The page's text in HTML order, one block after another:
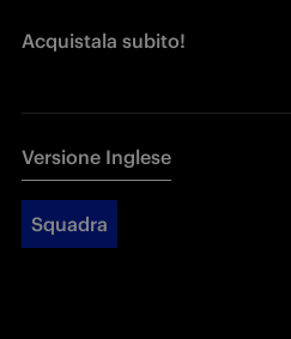
Acquistala subito!
Versione Inglese
Squadra